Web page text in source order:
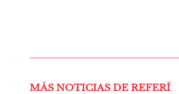
MÁS NOTICIAS DE REFERÍ